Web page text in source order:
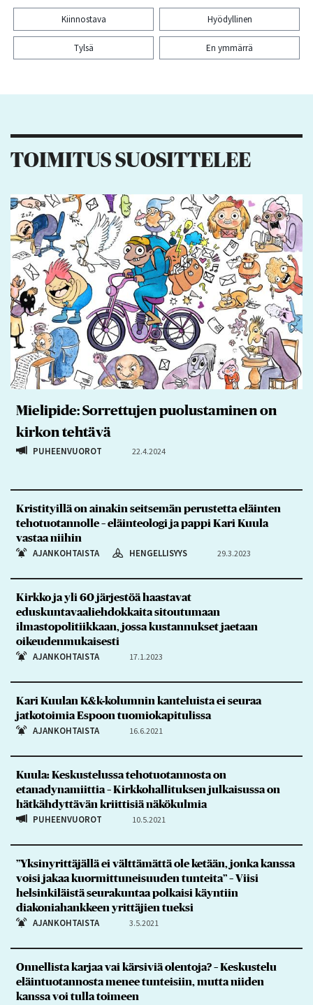
Kiinnostava Hyödyllinen
Tylsä En ymmärrä
TOIMITUS SUOSITTELEE
Mielipide: Sorrettujen puolustaminen on
kirkon tehtävä
PUHEENVUOROT 22.4.2024
Kristityillä on ainakin seitsemän perustetta eläinten
tehotuotannolle – eläinteologi ja pappi Kari Kuula
vastaa niihin
AJANKOHTAISTA HENGELLISYYS 29.3.2023
Kirkko ja yli 60 järjestöä haastavat
eduskuntavaaliehdokkaita sitoutumaan
ilmastopolitiikkaan, jossa kustannukset jaetaan
oikeudenmukaisesti
AJANKOHTAISTA 17.1.2023
Kari Kuulan K&k-kolumnin kanteluista ei seuraa
jatkotoimia Espoon tuomiokapitulissa
AJANKOHTAISTA 16.6.2021
Kuula: Keskustelussa tehotuotannosta on
etanadynamiittia – Kirkkohallituksen julkaisussa on
hätkähdyttävän kriittisiä näkökulmia
PUHEENVUOROT 10.5.2021
”Yksinyrittäjällä ei välttämättä ole ketään, jonka kanssa
voisi jakaa kuormittuneisuuden tunteita” – Viisi
helsinkiläistä seurakuntaa polkaisi käyntiin
diakoniahankkeen yrittäjien tueksi
AJANKOHTAISTA 3.5.2021
Onnellista karjaa vai kärsiviä olentoja? – Keskustelu
eläintuotannosta menee tunteisiin, mutta niiden
kanssa voi tulla toimeen